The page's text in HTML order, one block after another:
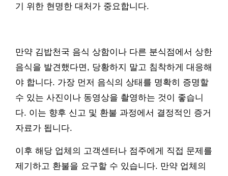
기 위한 현명한 대처가 중요합니다.
만약 김밥천국 음식 상함이나 다른 분식점에서 상한
음식을 발견했다면, 당황하지 말고 침착하게 대응해
야 합니다. 가장 먼저 음식의 상태를 명확히 증명할
수 있는 사진이나 동영상을 촬영하는 것이 좋습니
다. 이는 향후 신고 및 환불 과정에서 결정적인 증거
자료가 됩니다.
이후 해당 업체의 고객센터나 점주에게 직접 문제를
제기하고 환불을 요구할 수 있습니다. 만약 업체의